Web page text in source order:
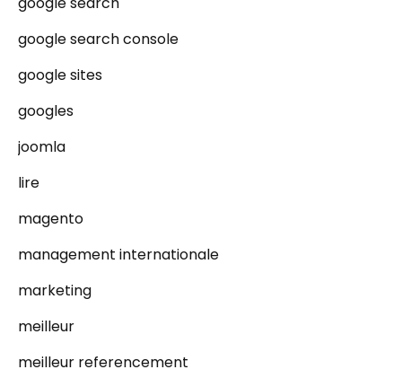
google search console
google sites
googles
joomla
lire
magento
management internationale
marketing
meilleur
meilleur referencement